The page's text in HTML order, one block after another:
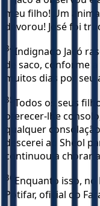
meu filho! Um
devorou! José foi
34 Indignado Jacó
de saco, conforme
muitos dias por seu
35 Todos os seus
oferecer-lhe
qualquer
descerei ao Sheol
continuou a chorar
36 Enquanto isso, no
Potifar, oficial do